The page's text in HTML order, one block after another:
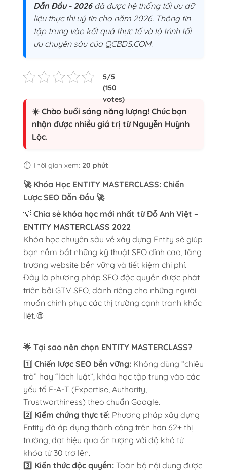
Dẫn Đầu - 2026đã được hệ thống tối ưu dữ
liệu thực thi uý tín cho năm 2026. Thông tin
tập trung vào kết quả thực tế và lộ trình tối
ưu chuyên sâu của QCBDS.COM.
☀️ Chào buổi sáng năng lượng! Chúc bạn
nhận được nhiều giá trị từ Nguyễn Huỳnh
Lộc.
⏱️ Thời gian xem: 20 phút
🚀 Khóa Học ENTITY MASTERCLASS: Chiến
Lược SEO Dẫn Đầu 🚀
💡 Chia sẻ khóa học mới nhất từ Đỗ Anh Việt –
ENTITY MASTERCLASS 2022
Khóa học chuyên sâu về xây dựng Entity sẽ giúp
bạn nắm bắt những kỹ thuật SEO đỉnh cao, tăng
trưởng website bền vững và tiết kiệm chi phí.
Đây là phương pháp SEO độc quyền được phát
triển bởi GTV SEO, dành riêng cho những người
muốn chinh phục các thị trường cạnh tranh khốc
liệt. 🌐
🌟 Tại sao nên chọn ENTITY MASTERCLASS?
1️⃣ Chiến lược SEO bền vững: Không dùng “chiêu
trò” hay “lách luật”, khóa học tập trung vào các
yếu tố E-A-T (Expertise, Authority,
Trustworthiness) theo chuẩn Google.
2️⃣ Kiểm chứng thực tế: Phương pháp xây dựng
Entity đã áp dụng thành công trên hơn 62+ thị
trường, đạt hiệu quả ấn tượng với độ khó từ
khóa từ 30 trở lên.
3️⃣ Kiến thức độc quyền: Toàn bộ nội dung được